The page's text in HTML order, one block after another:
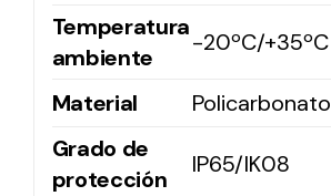
Temperatura
ambiente
-20ºC/+35ºC
Material
Policarbonato
Grado de
protección
IP65/IK08